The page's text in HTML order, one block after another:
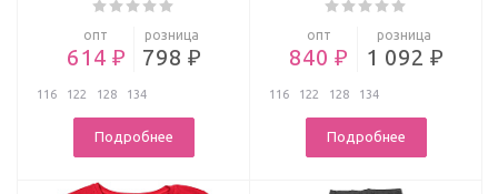
опт
614 ₽
розница
798 ₽
116 122 128 134
Подробнее
опт
840 ₽
розница
1 092 ₽
116 122 128 134
Подробнее